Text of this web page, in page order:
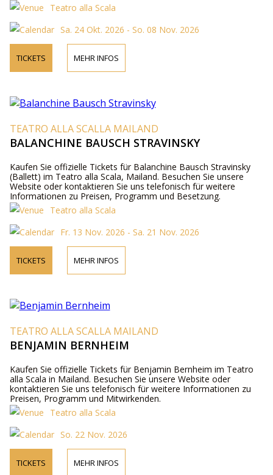
Teatro alla Scala
Sa. 24 Okt. 2026 - So. 08 Nov. 2026
TICKETS MEHR INFOS
TEATRO ALLA SCALLA MAILAND
BALANCHINE BAUSCH STRAVINSKY
Kaufen Sie offizielle Tickets für Balanchine Bausch Stravinsky
(Ballett) im Teatro alla Scala, Mailand. Besuchen Sie unsere
Website oder kontaktieren Sie uns telefonisch für weitere
Informationen zu Preisen, Programm und Besetzung.
Teatro alla Scala
Fr. 13 Nov. 2026 - Sa. 21 Nov. 2026
TICKETS MEHR INFOS
TEATRO ALLA SCALLA MAILAND
BENJAMIN BERNHEIM
Kaufen Sie offizielle Tickets für Benjamin Bernheim im Teatro
alla Scala in Mailand. Besuchen Sie unsere Website oder
kontaktieren Sie uns telefonisch für weitere Informationen zu
Preisen, Programm und Mitwirkenden.
Teatro alla Scala
So. 22 Nov. 2026
TICKETS MEHR INFOS